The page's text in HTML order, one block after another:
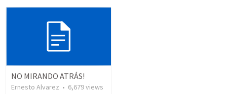
NO MIRANDO ATRÁS!
Ernesto Alvarez • 6,679views